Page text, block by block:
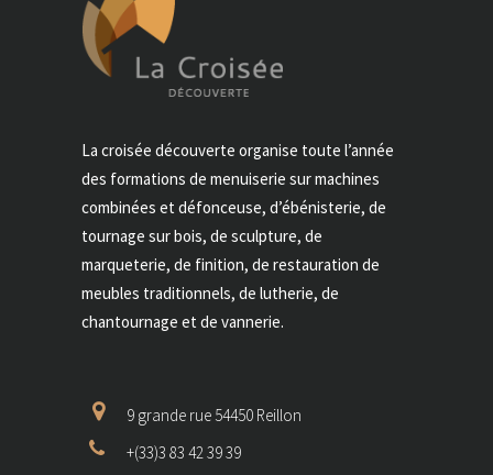
La croisée découverte organise toute l’année
des formations de menuiserie sur machines
combinées et défonceuse, d’ébénisterie, de
tournage sur bois, de sculpture, de
marqueterie, de finition, de restauration de
meubles traditionnels, de lutherie, de
chantournage et de vannerie.
9 grande rue 54450 Reillon
+(33)3 83 42 39 39